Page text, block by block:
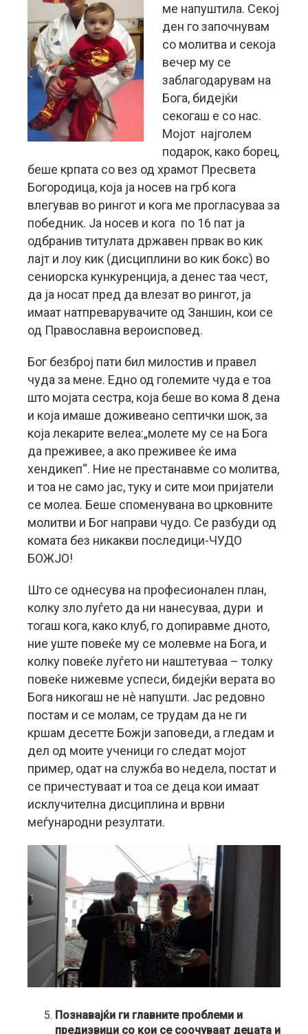
ме напуштила. Секој
ден го започнувам
со молитва и секоја
вечер му се
заблагодарувам на
Бога, бидејќи
секогаш е со нас.
Мојот најголем
подарок, како борец,
беше крпата со вез од храмот Пресвета
Богородица, која ја носев на грб кога
влегував во рингот и кога ме прогласуваа за
победник. Ја носев и кога по 16 пат ја
одбранив титулата државен првак во кик
лајт и лоу кик (дисциплини во кик бокс) во
сениорска кункуренција, а денес таа чест,
да ја носат пред да влезат во рингот, ја
имаат натпреварувачите од Заншин, кои се
од Православна вероисповед.
Бог безброј пати бил милостив и правел
чуда за мене. Едно од големите чуда е тоа
што мојата сестра, која беше во кома 8 дена
и која имаше доживеано септички шок, за
која лекарите велеа:„молете му се на Бога
да преживее, а ако преживее ќе има
хендикеп“. Ние не престанавме со молитва,
и тоа не само јас, туку и сите мои пријатели
се молеа. Беше споменувана во црковните
молитви и Бог направи чудо. Се разбуди од
комата без никакви последици-ЧУДО
БОЖЈО!
Што се однесува на професионален план,
колку зло луѓето да ни нанесуваа, дури и
тогаш кога, како клуб, го допиравме дното,
ние уште повеќе му се молевме на Бога, и
колку повеќе луѓето ни наштетуваа – толку
повеќе нижевме успеси, бидејќи верата во
Бога никогаш не нè напушти. Јас редовно
постам и се молам, се трудам да не ги
кршам десетте Божји заповеди, а гледам и
дел од моите ученици го следат мојот
пример, одат на служба во недела, постат и
се причестуваат и тоа се деца кои имаат
исклучителна дисциплина и врвни
меѓународни резултати.
Познавајќи ги главните проблеми и
предизвици со кои се соочуваат децата и